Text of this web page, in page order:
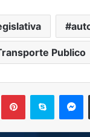
Publico
PinterestSkype